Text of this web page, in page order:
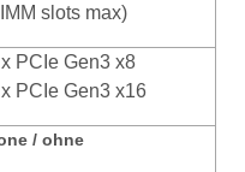
slots max)
PCIe Gen3 x8
PCIe Gen3 x16
/ ohne